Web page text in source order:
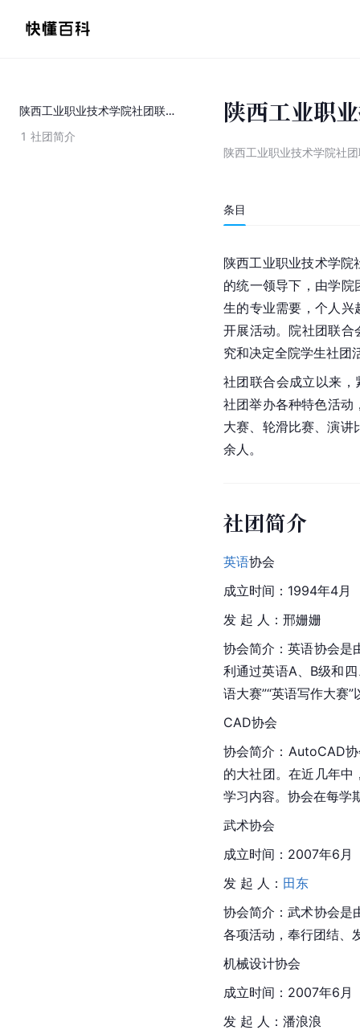
陕西工业职业技术学院社团联合会
1 社团简介
陕西工业职
陕西工业职业技术学院社
条目
陕西工业职业技术学
的统一领导下，由学
生的专业需要，个人兴
开展活动。院社团联合
究和决定全院学生社团
社团联合会成立以来，
社团举办各种特色活动
大赛、轮滑比赛、演
余人。
社团简介
英语协会
成立时间：1994年4月
发 起 人：邢姗姗
协会简介：英语协会是
利通过英语A、B级和四
语大赛”“英语写作大赛”
CAD协会
协会简介：AutoCAD
的大社团。在近几年中
学习内容。协会在每学
武术协会
成立时间：2007年6月
发 起 人： 田东
协会简介：武术协会是
各项活动，奉行团结、
机械设计协会
成立时间：2007年6月
发 起 人：潘浪浪